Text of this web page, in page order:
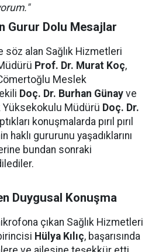
Gurur Dolu Mesajlar
alan Sağlık Hizmetleri
Prof. Dr. Murat Koç,
Meslek
Doç. Dr. Burhan Günay ve
Müdürü Doç. Dr.
konuşmalarda pırıl pırıl
gururunu yaşadıklarını
bundan sonraki
Duygusal Konuşma
çıkan Sağlık Hizmetleri
Hülya Kılıç, başarısında